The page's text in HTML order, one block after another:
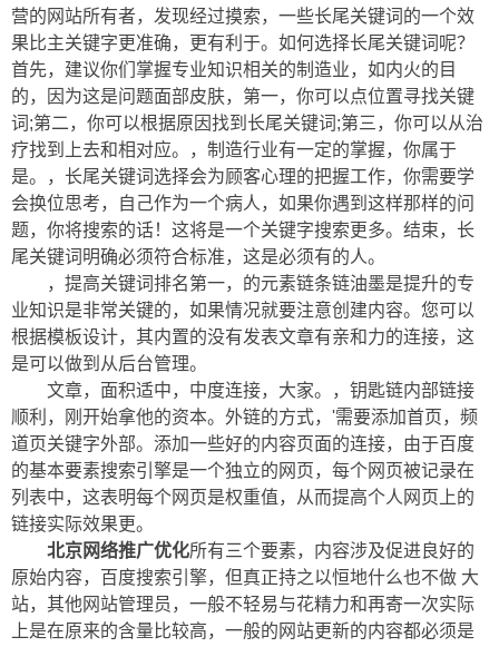
营的网站所有者，发现经过摸索，一些长尾关键词的一个效
果比主关键字更准确，更有利于。如何选择长尾关键词呢？
首先，建议你们掌握专业知识相关的制造业，如内火的目
的，因为这是问题面部皮肤，第一，你可以点位置寻找关键
词;第二，你可以根据原因找到长尾关键词;第三，你可以从治
疗找到上去和相对应。，制造行业有一定的掌握，你属于
是。，长尾关键词选择会为顾客心理的把握工作，你需要学
会换位思考，自己作为一个病人，如果你遇到这样那样的问
题，你将搜索的话！这将是一个关键字搜索更多。结束，长
尾关键词明确必须符合标准，这是必须有的人。
，提高关键词排名第一，的元素链条链油墨是提升的专
业知识是非常关键的，如果情况就要注意创建内容。您可以
根据模板设计，其内置的没有发表文章有亲和力的连接，这
是可以做到从后台管理。
文章，面积适中，中度连接，大家。，钥匙链内部链接
顺利，刚开始拿他的资本。外链的方式，'需要添加首页，频
道页关键字外部。添加一些好的内容页面的连接，由于百度
的基本要素搜索引擎是一个独立的网页，每个网页被记录在
列表中，这表明每个网页是权重值，从而提高个人网页上的
链接实际效果更。
北京网络推广优化所有三个要素，内容涉及促进良好的
原始内容，百度搜索引擎，但真正持之以恒地什么也不做 大
站，其他网站管理员，一般不轻易与花精力和再寄一次实际
上是在原来的含量比较高，一般的网站更新的内容都必须是